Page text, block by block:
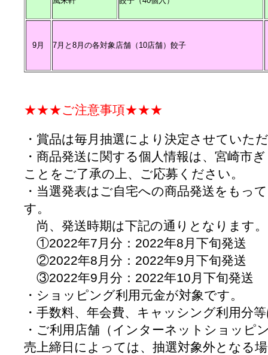
9月 7月と8月の各対象店舗（10店舗）餃子
★★★ご注意事項★★★
・賞品は毎月抽選により決定させていた
・商品発送に関する個人情報は、宮崎市
ことをご了承の上、ご応募ください。
・当選発表はご自宅への商品発送をもっ
す。
尚、発送時期は下記の通りとなります。
①2022年7月分：2022年8月下旬発送
②2022年8月分：2022年9月下旬発送
③2022年9月分：2022年10月下旬発送
・ショッピング利用元金が対象です。
・手数料、年会費、キャッシング利用分
・ご利用店舗（インターネットショッピ
売上締日によっては、抽選対象外となる